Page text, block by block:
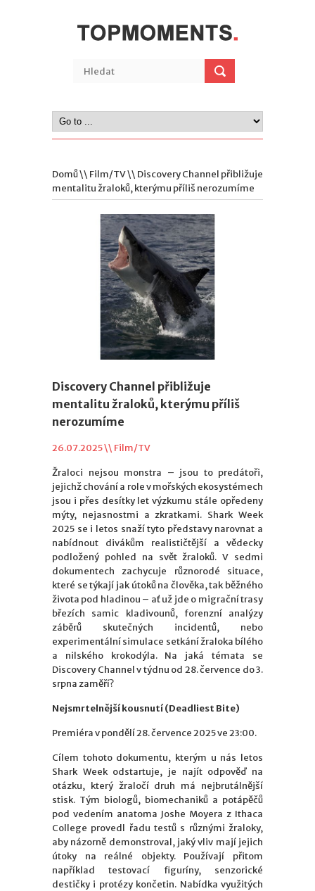
Domů\\ Film/TV\\ Discovery Channel přibližuje
mentalitu žraloků, kterýmu příliš nerozumíme
Discovery Channel přibližuje
mentalitu žraloků, kterýmu příliš
nerozumíme
26.07.2025 \\ Film/TV
Žraloci nejsou monstra – jsou to predátoři,
jejichž chování a role v mořských ekosystémech
jsou i přes desítky let výzkumu stále opředeny
mýty, nejasnostmi a zkratkami. Shark Week
2025 se i letos snaží tyto představy narovnat a
nabídnout divákům realističtější a vědecky
podložený pohled na svět žraloků. V sedmi
dokumentech zachycuje různorodé situace,
které se týkají jak útoků na člověka, tak běžného
života pod hladinou – ať už jde o migrační trasy
březích samic kladivounů, forenzní analýzy
záběrů skutečných incidentů, nebo
experimentální simulace setkání žraloka bílého
a nilského krokodýla. Na jaká témata se
Discovery Channel v týdnu od 28. července do 3.
srpna zaměří?
Nejsmrtelnější kousnutí (Deadliest Bite)
Premiéra v pondělí 28. července 2025 ve 23:00.
Cílem tohoto dokumentu, kterým u nás letos
Shark Week odstartuje, je najít odpověď na
otázku, který žraločí druh má nejbrutálnější
stisk. Tým biologů, biomechaniků a potápěčů
pod vedením anatoma Joshe Moyera z Ithaca
College provedl řadu testů s různými žraloky,
aby názorně demonstroval, jaký vliv mají jejich
útoky na reálné objekty. Používají přitom
například testovací figuríny, senzorické
destičky i protézy končetin. Nabídka využitých